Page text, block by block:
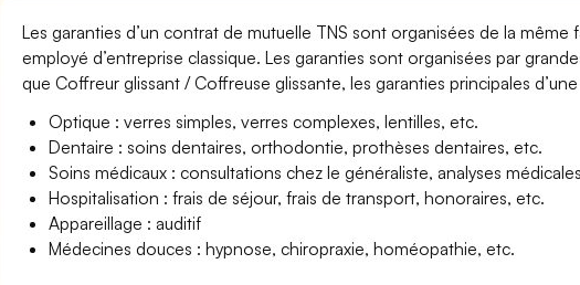
Les garanties d’un contrat de mutuelle TNS sont organisées de la
employé d’entreprise classique. Les garanties sont organisées par
que Coffreur glissant / Coffreuse glissante, les garanties principales
Optique : verres simples, verres complexes, lentilles, etc.
Dentaire : soins dentaires, orthodontie, prothèses dentaires, etc.
Soins médicaux : consultations chez le généraliste, analyses
Hospitalisation : frais de séjour, frais de transport, honoraires, etc.
Appareillage : auditif
Médecines douces : hypnose, chiropraxie, homéopathie, etc.